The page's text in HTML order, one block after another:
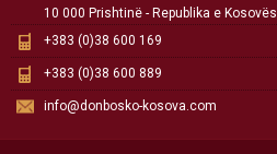
10 000 Prishtinë - Republika e Kosovës
+383 (0)38 600 169
+383 (0)38 600 889
info@donbosko-kosova.com